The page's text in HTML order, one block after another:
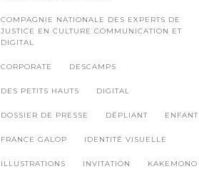
COMPAGNIE NATIONALE DES EXPERTS DE
JUSTICE EN CULTURE COMMUNICATION ET
DIGITAL
CORPORATE DESCAMPS
DES PETITS HAUTS DIGITAL
DOSSIER DE PRESSE DÉPLIANT ENFANT
FRANCE GALOP IDENTITÉ VISUELLE
ILLUSTRATIONS INVITATION KAKEMONO